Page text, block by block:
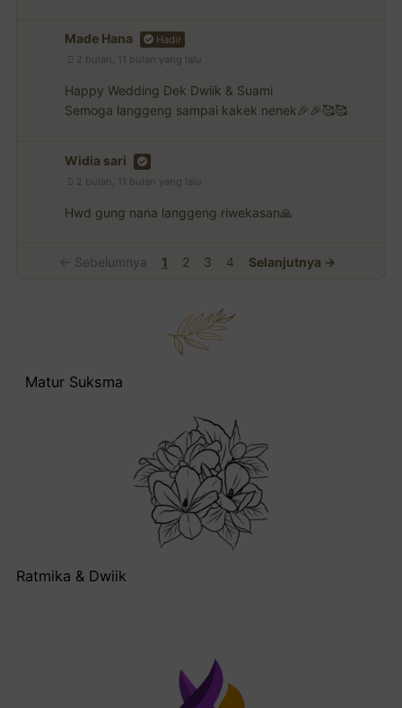
Made Hana
Hadir
2 bulan, 11 bulan yang lalu
Happy Wedding Dek Dwiik & Suami
Semoga langgeng sampai kakek nenek🎉🎉🥰🥰
Widia sari
2 bulan, 11 bulan yang lalu
Hwd gung nana langgeng riwekasan🙏
← Sebelumnya 1 2 3 4 Selanjutnya →
Matur Suksma
Ratmika & Dwiik